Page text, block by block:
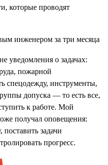
которые проводят
уведомления о задачах:
пожарной
спецодежду, инструменты,
допуска — то есть все,
к работе. Мой
получал оповещения:
задачи
прогресс.